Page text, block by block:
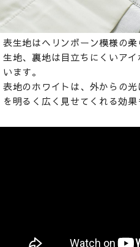
表生地はヘリンボーン模様の
生地、裏地は目立ちにくいア
います。
表地のホワイトは、外からの
を明るく広く見せてくれる効果